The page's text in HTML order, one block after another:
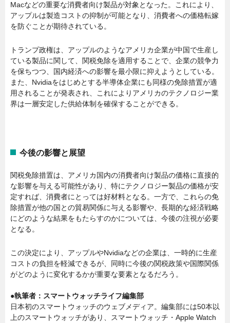
Macなどの重要な消費者向け製品が対象となった。これにより、
アップルは製造コストの抑制が可能となり、消費者への価格転嫁
を防ぐことが期待されている。
トランプ政権は、アップルのようなアメリカ企業が中国で生産し
ている製品に関して、関税免除を適用することで、企業の競争力
を保ちつつ、国内経済への影響を最小限に抑えようとしている。
また、Nvidiaをはじめとする半導体企業にも同様の免除措置が適
用されることが発表され、これによりアメリカのテクノロジー業
界は一層安定した供給体制を確保することができる。
今後の影響と展望
関税免除措置は、アメリカ国内の消費者向け製品の価格に直接的
な影響を与える可能性があり、特にテクノロジー製品の価格が安
定すれば、消費者にとっては好材料となる。一方で、これらの免
除措置が他の国との貿易関係に与える影響や、長期的な経済戦略
にどのような結果をもたらすのかについては、今後の注視が必要
となる。
この決定により、アップルやNvidiaなどの企業は、一時的に生産
コストの負担を軽減できるが、同時に今後の関税政策や国際関係
がどのように変化するかが重要な要素となるだろう。
●執筆者：スマートウォッチライフ編集部
日本初のスマートウォッチのウェブメディア。編集部には50本以
上のスマートウォッチがあり、スマートウォッチ・Apple Watch